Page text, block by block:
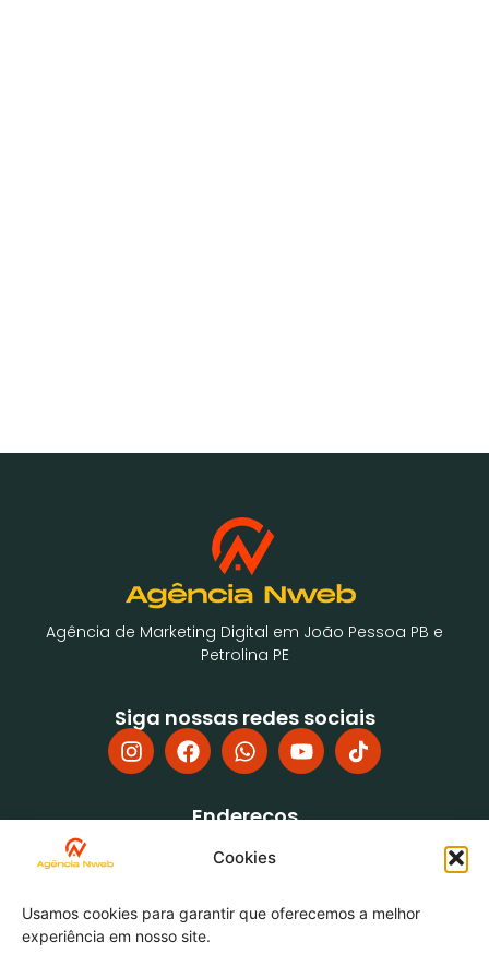
Cookies
Usamos cookies para garantir que oferecemos a melhor
experiência em nosso site.
Agência de Marketing Digital em João Pessoa PB e
Petrolina PE
Siga nossas redes sociais
Endereços
Rua Pedro Ferreira de Freitas, 39, Jardim Cidade
Universitária, João Pessoa PB, CEP: 58052-755
EMPRESARIAL FRANCISCO DANTAS - Av. da Integração, 550 -
56328-000